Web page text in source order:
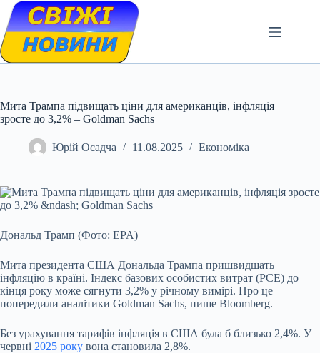
Skip
content
Мита Трампа підвищать ціни для американців, інфляція
зросте до 3,2% – Goldman Sachs
Юрій Осадча 11.08.2025 Економіка
Дональд Трамп (Фото: EPA)
Мита президента США Дональда Трампа пришвидшать
інфляцію в країні. Індекс базових особистих витрат (PCE) до
кінця року може сягнути 3,2% у річному вимірі. Про це
попередили аналітики Goldman Sachs, пише Bloomberg.
Без урахування тарифів інфляція в США була б близько 2,4%. У
червні 2025 року вона становила 2,8%.